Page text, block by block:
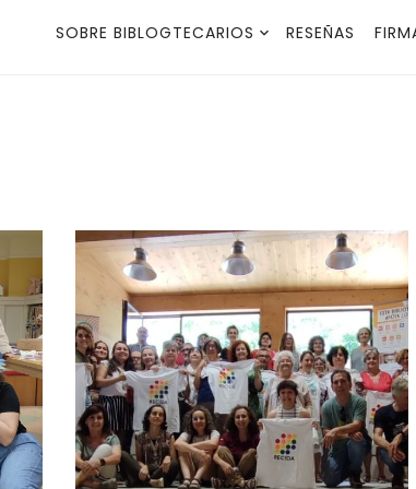
SOBRE BIBLOGTECARIOS RESEÑAS